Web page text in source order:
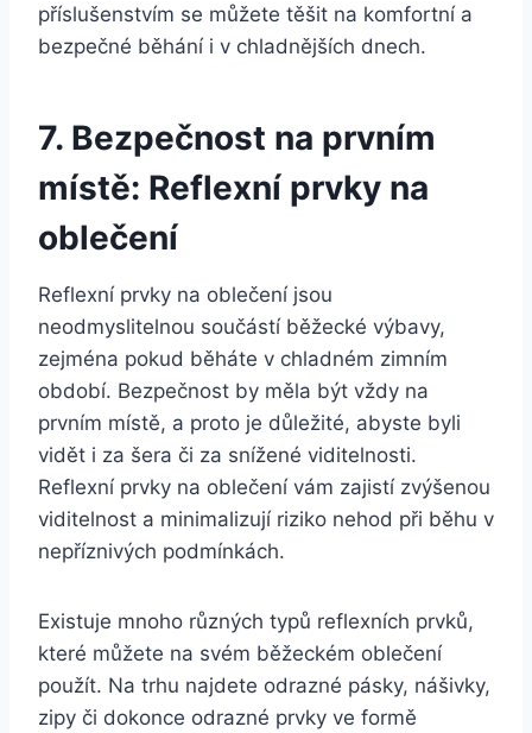
příslušenstvím se můžete těšit na komfortní a
bezpečné běhání i v chladnějších dnech.
7. Bezpečnost na prvním
místě: Reflexní prvky na
oblečení
Reflexní prvky na oblečení jsou
neodmyslitelnou součástí běžecké výbavy,
zejména pokud běháte v chladném zimním
období. Bezpečnost by měla být vždy na
prvním místě, a proto je důležité, abyste byli
vidět i za šera či za snížené viditelnosti.
Reflexní prvky na oblečení vám zajistí zvýšenou
viditelnost a minimalizují riziko nehod při běhu v
nepříznivých podmínkách.
Existuje mnoho různých typů reflexních prvků,
které můžete na svém běžeckém oblečení
použít. Na trhu najdete odrazné pásky, nášivky,
zipy či dokonce odrazné prvky ve formě